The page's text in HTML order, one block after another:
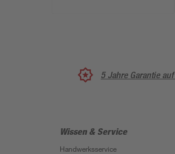
5 Jahre Garantie
Wissen & Service
Handwerksservice